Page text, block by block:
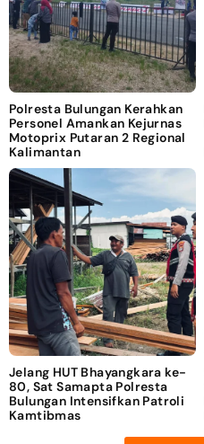
Polresta Bulungan Kerahkan
Personel Amankan Kejurnas
Motoprix Putaran 2 Regional
Kalimantan
Jelang HUT Bhayangkara ke-
80, Sat Samapta Polresta
Bulungan Intensifkan Patroli
Kamtibmas